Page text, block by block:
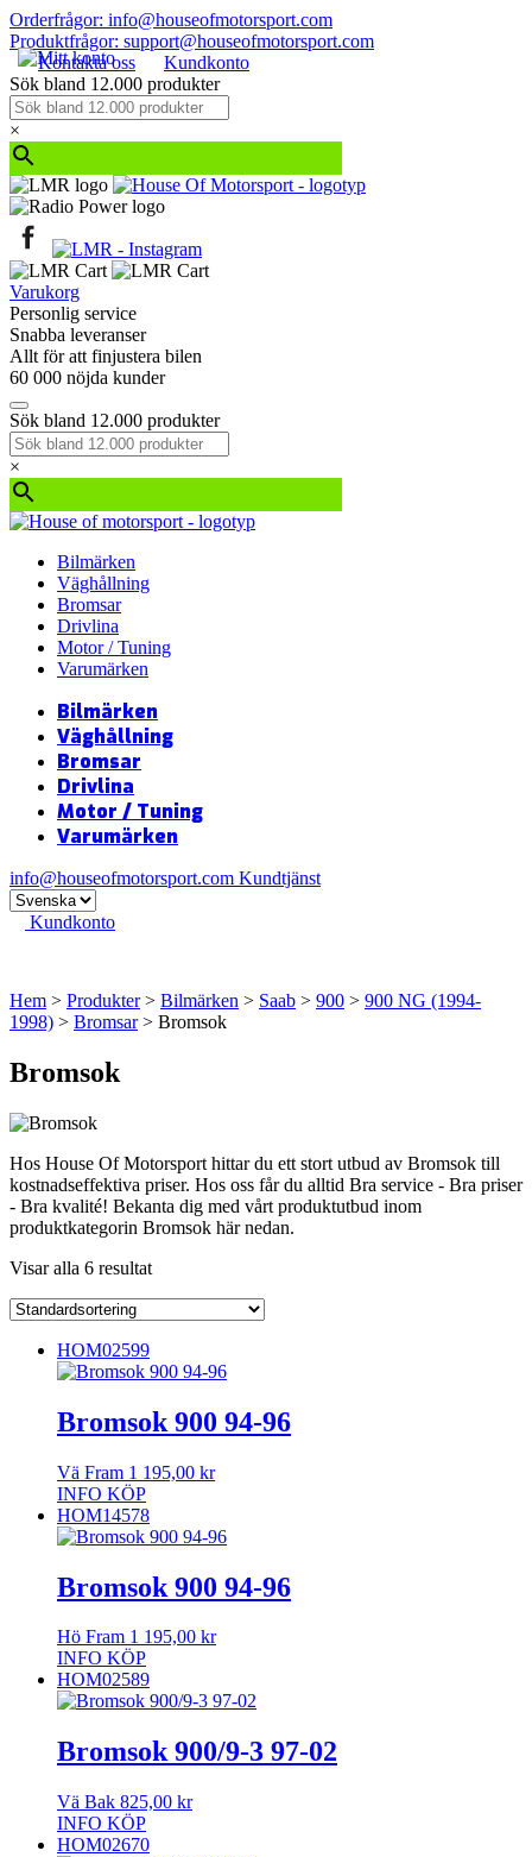
Orderfrågor: info@houseofmotorsport.com
Produktfrågor: support@houseofmotorsport.com
Kontakta oss
Kundkonto
Sök bland 12.000 produkter
×
Varukorg
Personlig service
Snabba leveranser
Allt för att finjustera bilen
60 000 nöjda kunder
Sök bland 12.000 produkter
×
Bilmärken
Väghållning
Bromsar
Drivlina
Motor / Tuning
Varumärken
Bilmärken
Väghållning
Bromsar
Drivlina
Motor / Tuning
Varumärken
info@houseofmotorsport.com Kundtjänst
Kundkonto
Hem > Produkter> Bilmärken > Saab > 900 > 900 NG (1994-
1998) > Bromsar> Bromsok
Bromsok
Hos House Of Motorsport hittar du ett stort utbud av Bromsok till
kostnadseffektiva priser. Hos oss får du alltid Bra service - Bra priser
- Bra kvalité! Bekanta dig med vårt produktutbud inom
produktkategorin Bromsok här nedan.
Visar alla 6 resultat
HOM02599
Bromsok 900 94-96
Vä Fram 1 195,00 kr
INFO KÖP
HOM14578
Bromsok 900 94-96
Hö Fram 1 195,00 kr
INFO KÖP
HOM02589
Bromsok 900/9-3 97-02
Vä Bak 825,00 kr
INFO KÖP
HOM02670